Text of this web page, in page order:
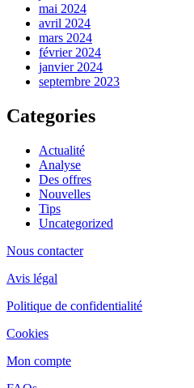
mai 2024
avril 2024
mars 2024
février 2024
janvier 2024
septembre 2023
Categories
Actualité
Analyse
Des offres
Nouvelles
Tips
Uncategorized
Nous contacter
Avis légal
Politique de confidentialité
Cookies
Mon compte